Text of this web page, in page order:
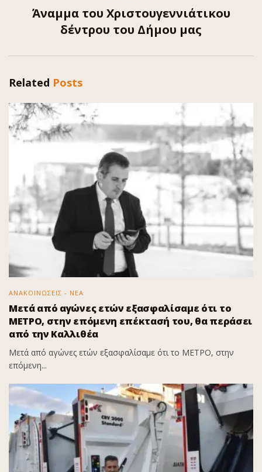
Άναμμα του Χριστουγεννιάτικου
δέντρου του Δήμου μας
Related Posts
ΑΝΑΚΟΙΝΩΣΕΙΣ - ΝΕΑ
Μετά από αγώνες ετών εξασφαλίσαμε ότι το
ΜΕΤΡΟ, στην επόμενη επέκτασή του, θα περάσει
από την Καλλιθέα
Μετά από αγώνες ετών εξασφαλίσαμε ότι το ΜΕΤΡΟ, στην
επόμενη...